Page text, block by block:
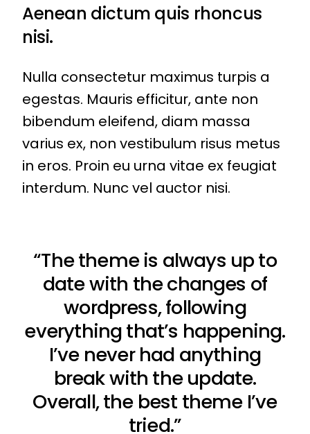
Aenean dictum quis rhoncus
nisi.
Nulla consectetur maximus turpis a
egestas. Mauris efficitur, ante non
bibendum eleifend, diam massa
varius ex, non vestibulum risus metus
in eros. Proin eu urna vitae ex feugiat
interdum. Nunc vel auctor nisi.
“The theme is always up to
date with the changes of
wordpress, following
everything that’s happening.
I’ve never had anything
break with the update.
Overall, the best theme I’ve
tried.”